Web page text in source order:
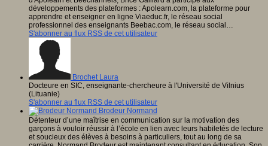
développements des plateformes : Apolearn.com, la plateforme pour
apprendre et enseigner en ligne Viaeduc.fr, le réseau social
professionnel des enseignants Beebac.com, le réseau social…
S'abonner au flux RSS de cet utilisateur
Brochet Laura
Docteure en SIC, enseignante-chercheure à l'Université de Vilnius
(Lituanie)
S'abonner au flux RSS de cet utilisateur
Brodeur Normand
Détenteur d’une maîtrise en communication sur la motivation des
garçons à vouloir réussir à l’école en lien avec leurs habiletés de lecture
et soucieux des élèves à besoins à particuliers, tout au long de sa